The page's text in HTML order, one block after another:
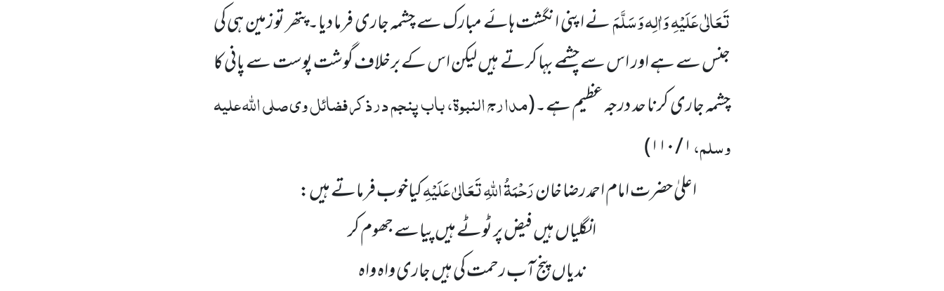
تَعَالٰی عَلَیْہِ وَاٰلِہ وَسَلَّمَنے اپنی انگشت ہائے مبارک سے چشمہ جاری فرما دیا۔پتھر تو زمین ہی کی
جنس سے ہے اور اس سے چشمے بہا کرتے ہیں لیکن اس کے برخلاف گوشت پوست سے پانی کا
چشمہ جاری کرنا حد درجہ عظیم ہے۔(مدارج النبوۃ، باب پنجم درذکر فضائل ویصلی اللہ علیہ
وسلم،۱ / ۱۱۰)
اعلیٰ حضرت امام احمد رضا خانرَحْمَۃُ اللہِ تَعَالیٰ عَلَیْہِکیاخوب فرماتے ہیں:
انگلیاں ہیں فیض پر ٹوٹے ہیں پیاسے جھوم کر
ندیاں پنج آب رحمت کی ہیں جاری واہ واہ